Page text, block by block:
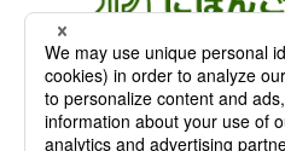
凡人社の出版情報
〒102-0093 東京都千